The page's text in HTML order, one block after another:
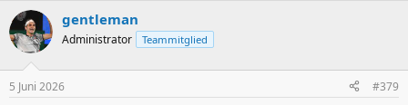
k
t
i
e
gentleman
Administrator Teammitglied
5 Juni 2026 #379